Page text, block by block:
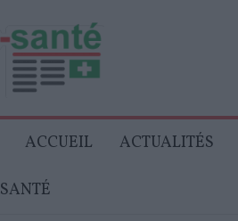
ACCUEIL ACTUALITÉS
SANTÉ